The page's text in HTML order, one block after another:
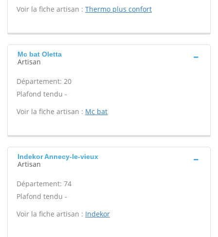
Voir la fiche artisan : Thermo plus confort
Mc bat Oletta
Artisan
Département: 20
Plafond tendu -
Voir la fiche artisan : Mc bat
Indekor Annecy-le-vieux
Artisan
Département: 74
Plafond tendu -
Voir la fiche artisan : Indekor